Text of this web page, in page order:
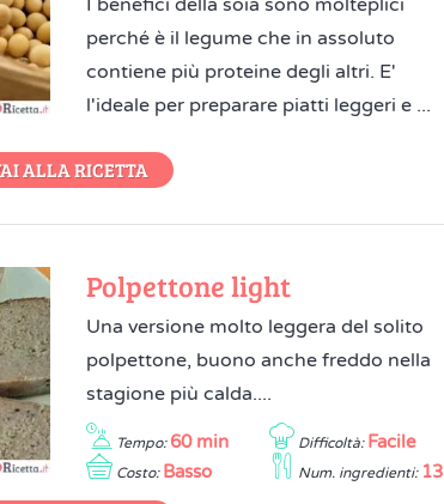
I benefici della soia sono molteplici
perché è il legume che in assoluto
contiene più proteine degli altri. E'
l'ideale per preparare piatti leggeri e ...
ALLA RICETTA
Polpettone light
Una versione molto leggera del solito
polpettone, buono anche freddo nella
stagione più calda....
Tempo: 60 min Difficoltà: Facile
Costo: Basso Num. ingredienti: 13